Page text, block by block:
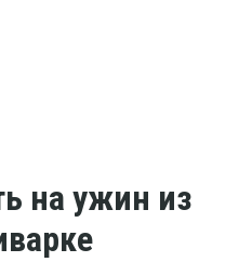
на ужин из